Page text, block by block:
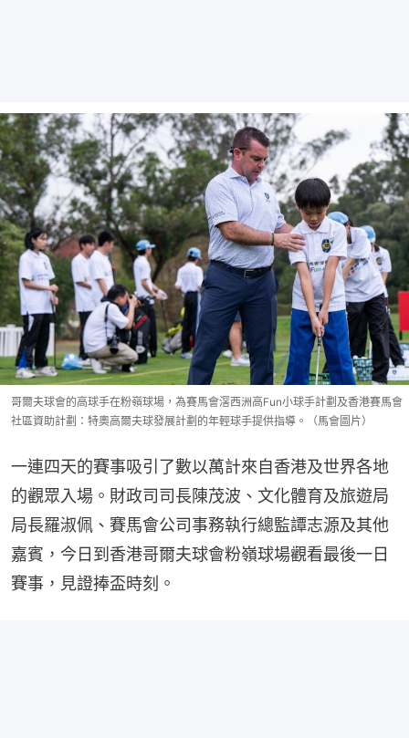
哥爾夫球會的高球手在粉嶺球場，為賽馬會滘西洲高Fun小球手計劃及香港賽馬會
社區資助計劃：特奧高爾夫球發展計劃的年輕球手提供指導。（馬會圖片）
一連四天的賽事吸引了數以萬計來自香港及世界各地
的觀眾入場。財政司司長陳茂波、文化體育及旅遊局
局長羅淑佩、賽馬會公司事務執行總監譚志源及其他
嘉賓，今日到香港哥爾夫球會粉嶺球場觀看最後一日
賽事，見證捧盃時刻。